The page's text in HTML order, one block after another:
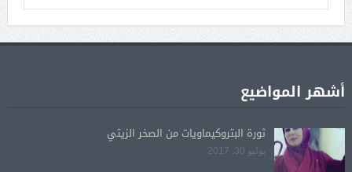
أشهر المواضيع
ثورة البتروكيماويات من الصخر الزيتي
يوليو 30, 2017